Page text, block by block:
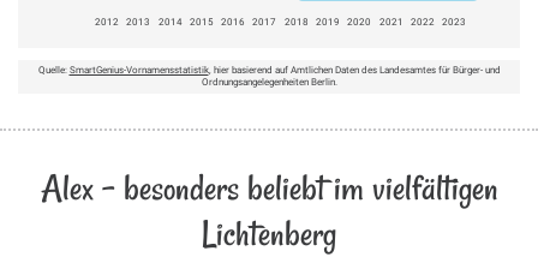
2012 2013 2014 2015 2016 2017 2018 2019 2020 2021 2022 2023
Quelle: SmartGenius-Vornamensstatistik, hier basierend auf Amtlichen Daten des Landesamtes für Bürger- und
Ordnungsangelegenheiten Berlin.
Alex - besonders beliebt im vielfältigen
Lichtenberg